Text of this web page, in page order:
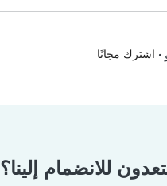
• اشترك مجانًا
للانضمام إلينا؟